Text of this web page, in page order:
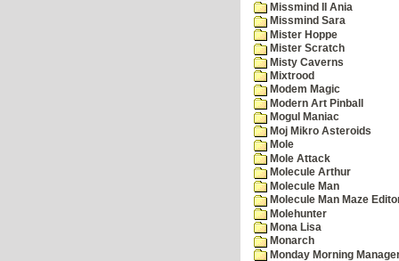
Missmind II Ania
Missmind Sara
Mister Hoppe
Mister Scratch
Misty Caverns
Mixtrood
Modem Magic
Modern Art Pinball
Mogul Maniac
Moj Mikro Asteroids
Mole
Mole Attack
Molecule Arthur
Molecule Man
Molecule Man Maze
Molehunter
Mona Lisa
Monarch
Monday Morning